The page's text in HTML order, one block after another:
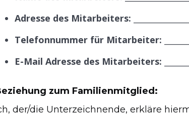
Adresse des Mitarbeiters:
Telefonnummer für Mitarbeiter:
E-Mail Adresse des Mitarbeiters:
zum Familienmitglied:
der/die Unterzeichnende, erkläre